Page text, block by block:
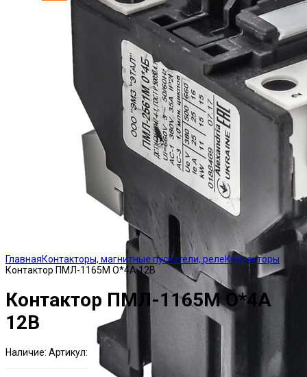
ГлавнаяКонтакторы, магнитные пускатели, релеКонтакторы
Контактор ПМЛ-1165М О*4А 12В
Контактор ПМЛ-1165М О*4А
12В
Наличие: Есть на складе
Артикул:
ЭТАЛ0118148